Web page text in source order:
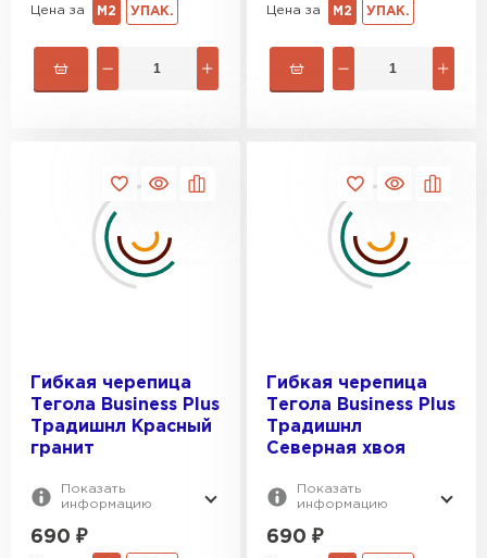
Цена за М2 УПАК. Цена за М2 УПАК.
Гибкая черепица
Тегола Business Plus
Традишнл Красный
гранит
Показать
информацию
690 ₽
Гибкая черепица
Тегола Business Plus
Традишнл
Северная хвоя
Показать
информацию
690 ₽